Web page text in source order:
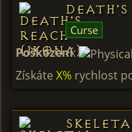
Death's
Curse
Poškození:
Získáte X% rychlost